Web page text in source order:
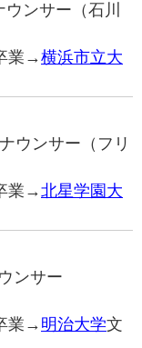
ンサー（石川
業→横浜市立大
ウンサー（フリ
業→北星学園大
ンサー
業→明治大学文